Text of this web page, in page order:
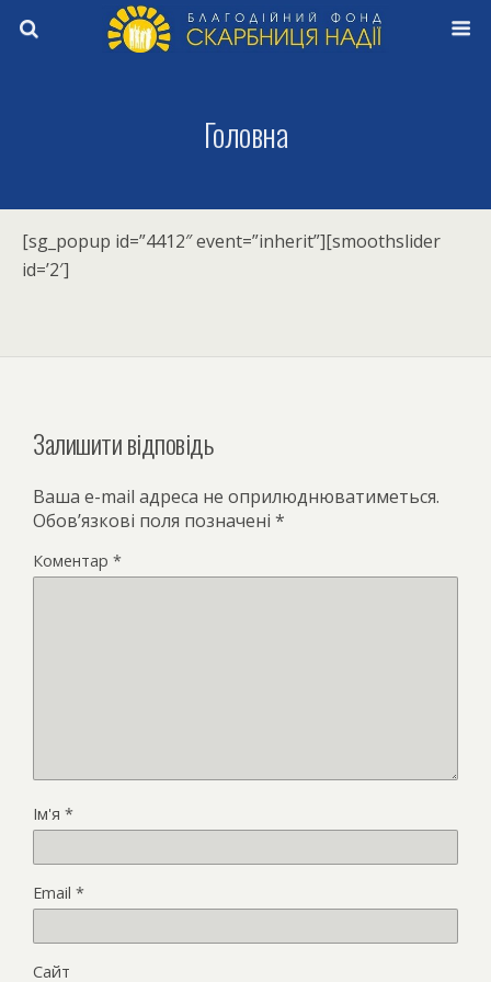
Головна
[sg_popup id=”4412″ event=”inherit”][smoothslider
id=’2′]
Залишити відповідь
Ваша e-mail адреса не оприлюднюватиметься.
Обов’язкові поля позначені *
Коментар *
Ім'я *
Email *
Сайт